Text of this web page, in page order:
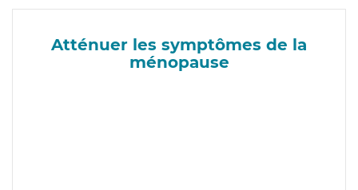
Atténuer les symptômes de la
ménopause